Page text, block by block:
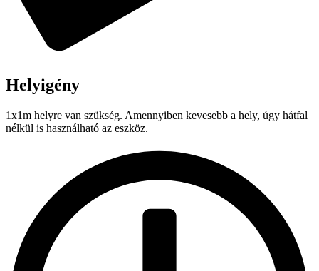
Helyigény
1x1m helyre van szükség. Amennyiben kevesebb a hely, úgy hátfal
nélkül is használható az eszköz.